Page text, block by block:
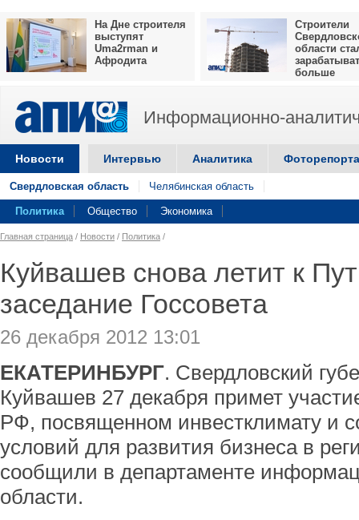
На Дне строителя
выступят
Uma2rman и
Афродита
Строители
области
больше
Информационно-
Новости Интервью Аналитика
Свердловская область Челябинская область
Политика Общество Экономика
Главная страница / Новости / Политика /
Куйвашев снова летит к
заседание Госсовета
26 декабря 2012 13:01
ЕКАТЕРИНБУРГ. Свердловский
Куйвашев 27 декабря примет
РФ, посвященном инвестклимату и
условий для развития бизнеса в
сообщили в департаменте
области.